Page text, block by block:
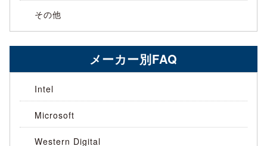
その他
メーカー別FAQ
Intel
Microsoft
Western Digital